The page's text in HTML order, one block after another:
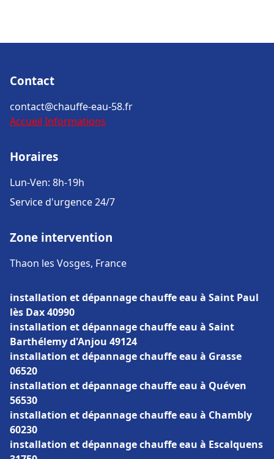
Contact
contact@chauffe-eau-58.fr
Accueil Informations
Horaires
Lun-Ven: 8h-19h
Service d'urgence 24/7
Zone intervention
Thaon les Vosges, France
installation et dépannage chauffe eau à Saint Paul
lès Dax 40990
installation et dépannage chauffe eau à Saint
Barthélemy d'Anjou 49124
installation et dépannage chauffe eau à Grasse
06520
installation et dépannage chauffe eau à Quéven
56530
installation et dépannage chauffe eau à Chambly
60230
installation et dépannage chauffe eau à Escalquens